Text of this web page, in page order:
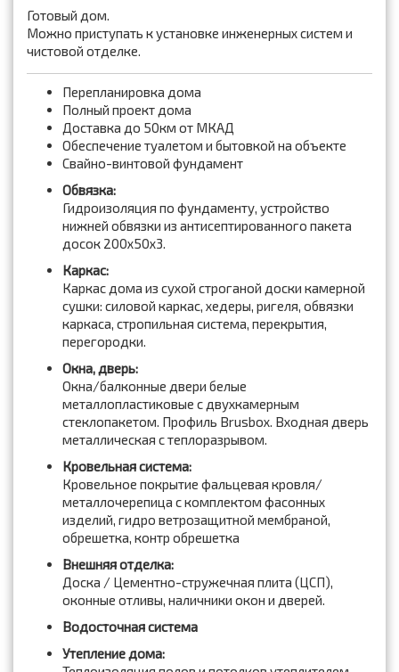
Готовый дом.
Можно приступать к установке инженерных систем и
чистовой отделке.
Перепланировка дома
Полный проект дома
Доставка до 50км от МКАД
Обеспечение туалетом и бытовкой на объекте
Свайно-винтовой фундамент
Обвязка:
Гидроизоляция по фундаменту, устройство
нижней обвязки из антисептированного пакета
досок 200x50x3.
Каркас:
Каркас дома из сухой строганой доски камерной
сушки: силовой каркас, хедеры, ригеля, обвязки
каркаса, стропильная система, перекрытия,
перегородки.
Окна, дверь:
Окна/балконные двери белые
металлопластиковые с двухкамерным
стеклопакетом. Профиль Brusbox. Входная дверь
металлическая с теплоразрывом.
Кровельная система:
Кровельное покрытие фальцевая кровля/
металлочерепица с комплектом фасонных
изделий, гидро ветрозащитной мембраной,
обрешетка, контр обрешетка
Внешняя отделка:
Доска / Цементно-стружечная плита (ЦСП),
оконные отливы, наличники окон и дверей.
Водосточная система
Утепление дома: